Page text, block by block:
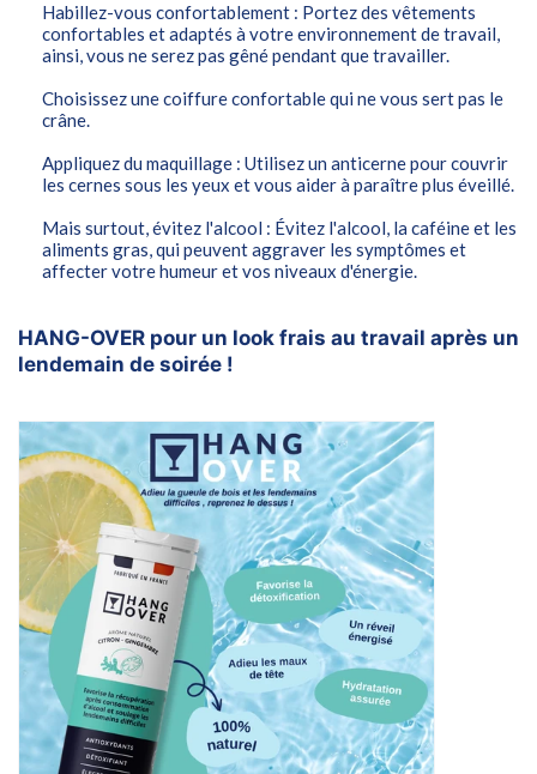
Habillez-vous confortablement : Portez des vêtements
confortables et adaptés à votre environnement de travail,
ainsi, vous ne serez pas gêné pendant que travailler.
Choisissez une coiffure confortable qui ne vous sert pas le
crâne.
Appliquez du maquillage : Utilisez un anticerne pour couvrir
les cernes sous les yeux et vous aider à paraître plus éveillé.
Mais surtout, évitez l'alcool : Évitez l'alcool, la caféine et les
aliments gras, qui peuvent aggraver les symptômes et
affecter votre humeur et vos niveaux d'énergie.
HANG-OVER pour un look frais au travail après un
lendemain de soirée !